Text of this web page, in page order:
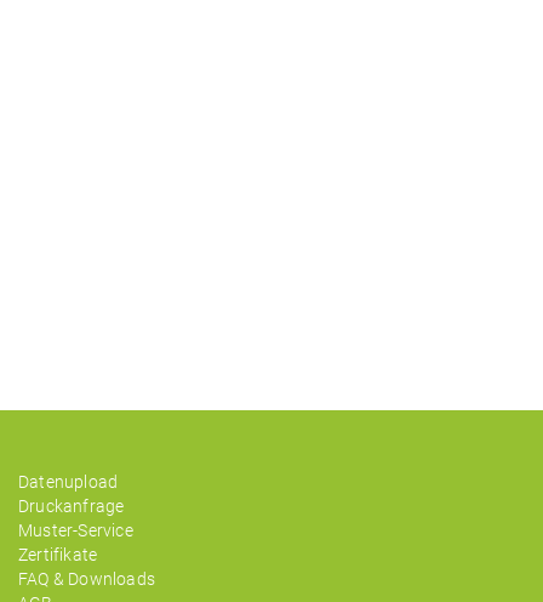
Datenupload
Druckanfrage
Muster-Service
Zertifikate
FAQ & Downloads